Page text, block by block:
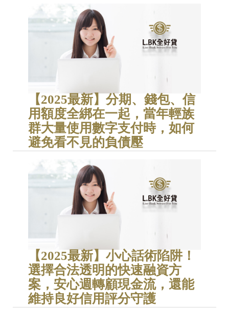
【2025最新】分期、錢包、信
用額度全綁在一起，當年輕族
群大量使用數字支付時，如何
避免看不見的負債壓
【2025最新】小心話術陷阱！
選擇合法透明的快速融資方
案，安心週轉顧現金流，還能
維持良好信用評分守護